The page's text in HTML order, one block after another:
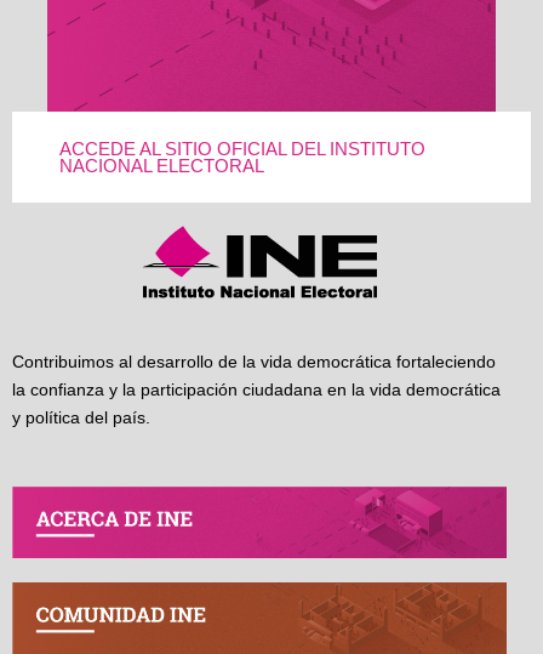
ACCEDE AL SITIO OFICIAL DEL INSTITUTO
NACIONAL ELECTORAL
Contribuimos al desarrollo de la vida democrática fortaleciendo
la confianza y la participación ciudadana en la vida democrática
y política del país.